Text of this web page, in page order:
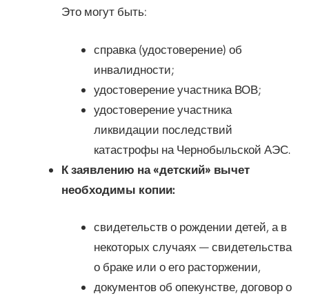
Это могут быть:
справка (удостоверение) об
инвалидности;
удостоверение участника ВОВ;
удостоверение участника
ликвидации последствий
катастрофы на Чернобыльской АЭС.
К заявлению на «детский» вычет
необходимы копии:
свидетельств о рождении детей, а в
некоторых случаях — свидетельства
о браке или о его расторжении,
документов об опекунстве, договор о